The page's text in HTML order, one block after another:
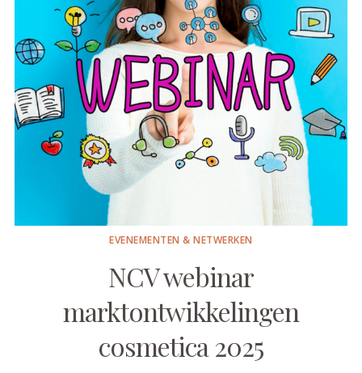
EVENEMENTEN & NETWERKEN
NCV webinar
marktontwikkelingen
cosmetica 2025